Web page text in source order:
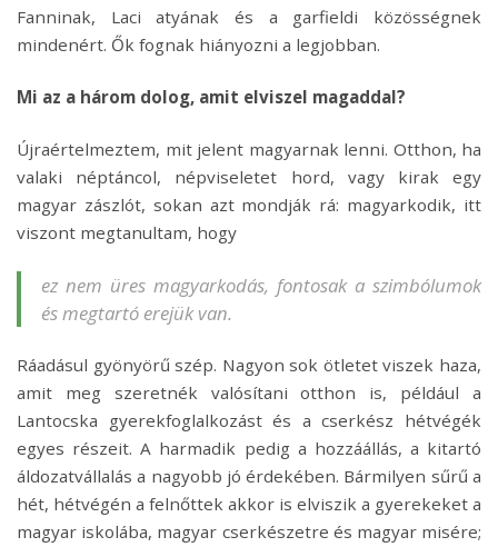
Fanninak, Laci atyának és a garfieldi közösségnek
mindenért. Ők fognak hiányozni a legjobban.
Mi az a három dolog, amit elviszel magaddal?
Újraértelmeztem, mit jelent magyarnak lenni. Otthon, ha
valaki néptáncol, népviseletet hord, vagy kirak egy
magyar zászlót, sokan azt mondják rá: magyarkodik, itt
viszont megtanultam, hogy
ez nem üres magyarkodás, fontosak a szimbólumok
és megtartó erejük van.
Ráadásul gyönyörű szép. Nagyon sok ötletet viszek haza,
amit meg szeretnék valósítani otthon is, például a
Lantocska gyerekfoglalkozást és a cserkész hétvégék
egyes részeit. A harmadik pedig a hozzáállás, a kitartó
áldozatvállalás a nagyobb jó érdekében. Bármilyen sűrű a
hét, hétvégén a felnőttek akkor is elviszik a gyerekeket a
magyar iskolába, magyar cserkészetre és magyar misére;